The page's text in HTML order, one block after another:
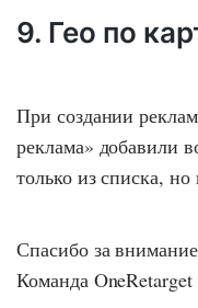
9. Гео по
При создании
реклама» добавили
только из списка,
Спасибо за
Команда OneRetarget